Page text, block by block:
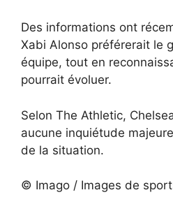
Des informations ont
Xabi Alonso préférerait le
équipe, tout en
pourrait évoluer.
Selon The Athletic,
aucune inquiétude
de la situation.
© Imago / Images de